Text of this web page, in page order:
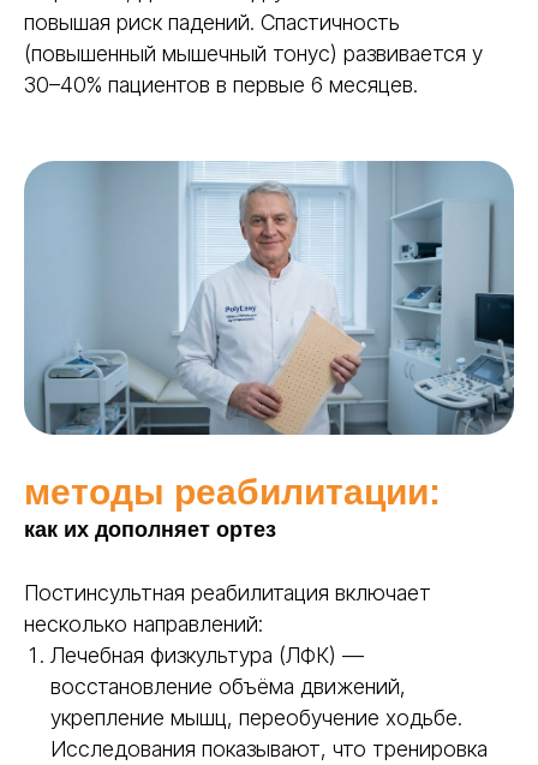
повышая риск падений. Спастичность
(повышенный мышечный тонус) развивается у
30–40% пациентов в первые 6 месяцев.
методы реабилитации:
как их дополняет ортез
Постинсультная реабилитация включает
несколько направлений:
Лечебная физкультура (ЛФК) —
восстановление объёма движений,
укрепление мышц, переобучение ходьбе.
Исследования показывают, что тренировка